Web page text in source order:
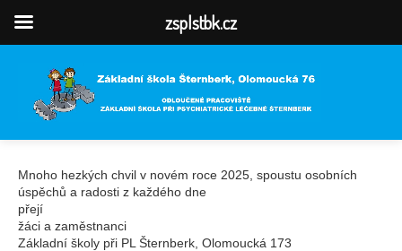
Mnoho hezkých chvil v novém roce 2025, spoustu osobních
úspěchů a radosti z každého dne
přejí
žáci a zaměstnanci
Základní školy při PL Šternberk, Olomoucká 173
zsplstbk.cz